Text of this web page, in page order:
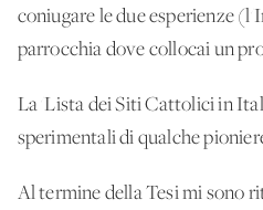
coniugare le due esperienze
parrocchia dove collocai un
La 'Lista dei Siti Cattolici in
sperimentali di qualche
Al termine della Tesi mi sono